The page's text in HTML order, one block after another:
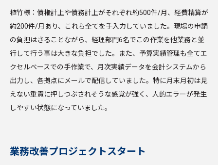
植竹様：債権計上や債務計上がそれぞれ約500件/月、経費精算が
約200件/月あり、これら全てを手入力していました。現場の申請
の負担はさることながら、経理部門6名でこの作業を他業務と並
行して行う事は大きな負担でした。また、予算実績管理も全てエ
クセルベースでの手作業で、月次実績データを会計システムから
出力し、各拠点にメールで配信していました。特に月末月初は見
えない重責に押しつぶされそうな感覚が強く、人的エラーが発生
しやすい状態になっていました。
業務改善プロジェクトスタート